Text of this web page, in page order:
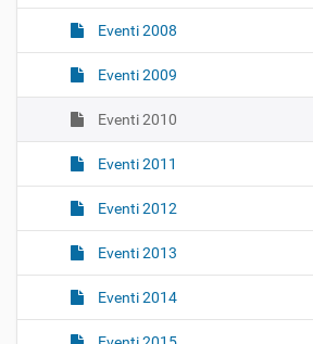
Eventi 2008
Eventi 2009
Eventi 2010
Eventi 2011
Eventi 2012
Eventi 2013
Eventi 2014